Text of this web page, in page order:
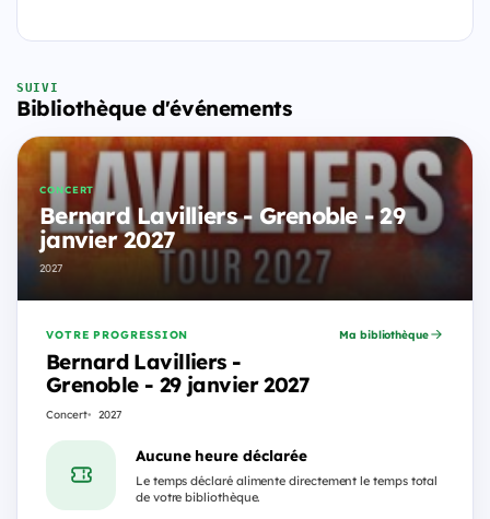
SUIVI
Bibliothèque d'événements
CONCERT
Bernard Lavilliers - Grenoble - 29
janvier 2027
2027
VOTRE PROGRESSION
Bernard Lavilliers -
Grenoble - 29 janvier 2027
Concert 2027
Ma bibliothèque
Aucune heure déclarée
Le temps déclaré alimente directement le temps total
de votre bibliothèque.